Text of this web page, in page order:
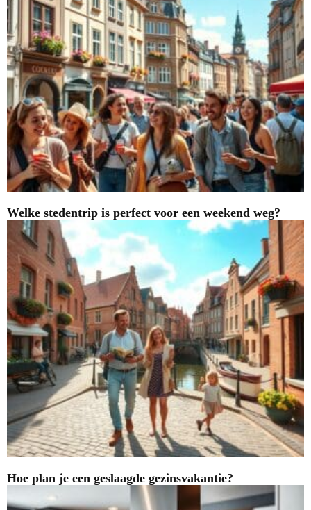
Welke stedentrip is perfect voor een weekend weg?
Hoe plan je een geslaagde gezinsvakantie?